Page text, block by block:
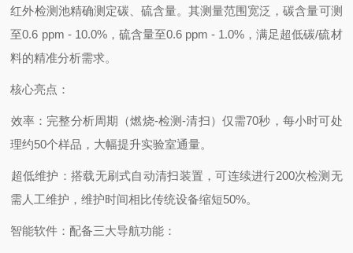
红外检测池精确测定碳、硫含量。其测量范围宽泛，碳含量可测
至0.6 ppm - 10.0%，硫含量至0.6 ppm - 1.0%，满足超低碳/硫材
料的精准分析需求。
核心亮点：
‌效率‌：完整分析周期（燃烧-检测-清扫）仅需‌70秒‌，每小时可处
理约50个样品，大幅提升实验室通量。
‌超低维护‌：搭载无刷式自动清扫装置，可连续进行‌200次检测无
需人工维护‌，维护时间相比传统设备缩短50%。
‌智能软件‌：配备三大导航功能：